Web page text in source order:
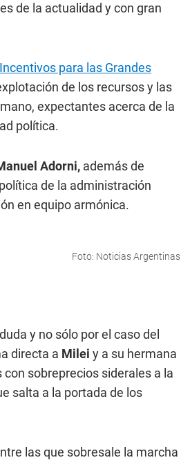
de la actualidad y con gran
para las Grandes
de los recursos y las
expectantes acerca de la
política.
Adorni, además de
de la administración
en equipo armónica.
Foto: Noticias Argentinas
y no sólo por el caso del
directa a Milei y a su hermana
sobreprecios siderales a la
salta a la portada de los
las que sobresale la marcha